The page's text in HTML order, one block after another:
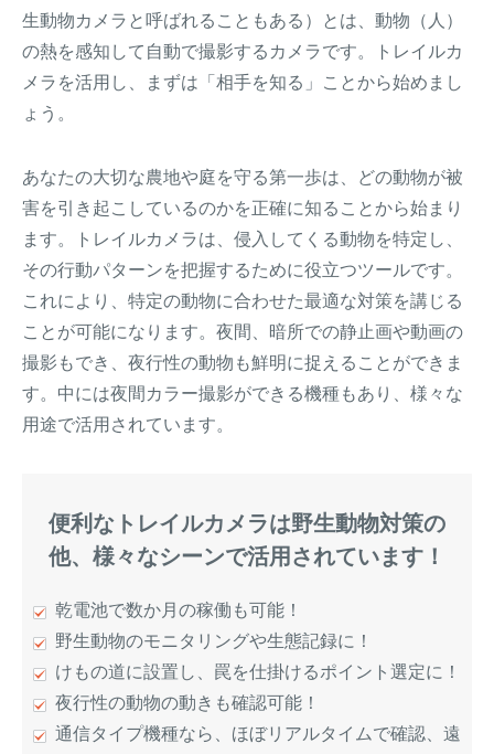
生動物カメラと呼ばれることもある）とは、動物（人）
の熱を感知して自動で撮影するカメラです。トレイルカ
メラを活用し、まずは「相手を知る」ことから始めまし
ょう。
あなたの大切な農地や庭を守る第一歩は、どの動物が被
害を引き起こしているのかを正確に知ることから始まり
ます。トレイルカメラは、侵入してくる動物を特定し、
その行動パターンを把握するために役立つツールです。
これにより、特定の動物に合わせた最適な対策を講じる
ことが可能になります。夜間、暗所での静止画や動画の
撮影もでき、夜行性の動物も鮮明に捉えることができま
す。中には夜間カラー撮影ができる機種もあり、様々な
用途で活用されています。
便利なトレイルカメラは野生動物対策の
他、様々なシーンで活用されています！
乾電池で数か月の稼働も可能！
野生動物のモニタリングや生態記録に！
けもの道に設置し、罠を仕掛けるポイント選定に！
夜行性の動物の動きも確認可能！
通信タイプ機種なら、ほぼリアルタイムで確認、遠